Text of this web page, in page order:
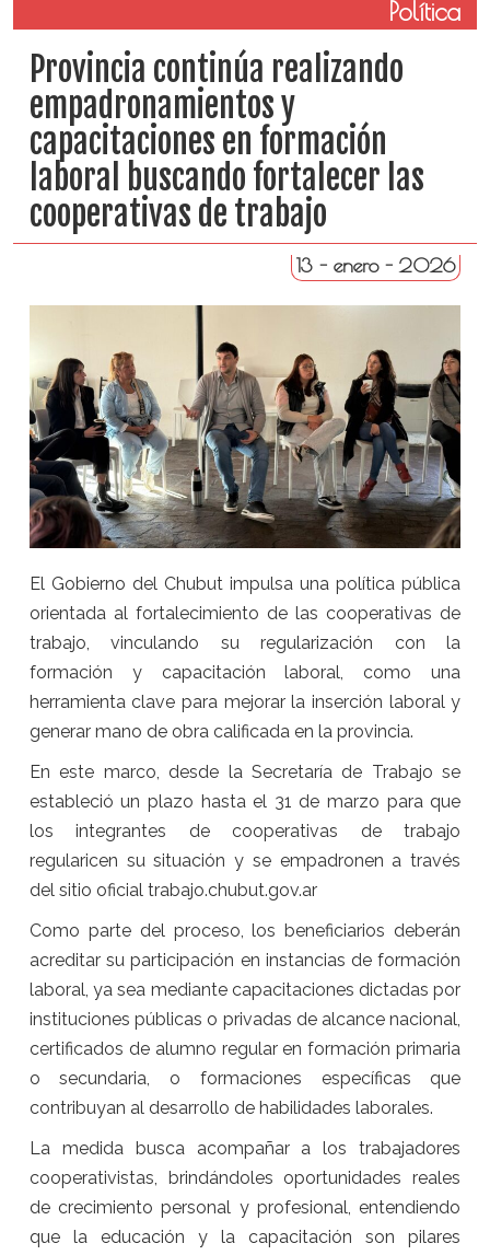
Política
Provincia continúa realizando
empadronamientos y
capacitaciones en formación
laboral buscando fortalecer las
cooperativas de trabajo
13 - enero - 2026
El Gobierno del Chubut impulsa una política pública
orientada al fortalecimiento de las cooperativas de
trabajo, vinculando su regularización con la
formación y capacitación laboral, como una
herramienta clave para mejorar la inserción laboral y
generar mano de obra calificada en la provincia.
En este marco, desde la Secretaría de Trabajo se
estableció un plazo hasta el 31 de marzo para que
los integrantes de cooperativas de trabajo
regularicen su situación y se empadronen a través
del sitio oficial trabajo.chubut.gov.ar
Como parte del proceso, los beneficiarios deberán
acreditar su participación en instancias de formación
laboral, ya sea mediante capacitaciones dictadas por
instituciones públicas o privadas de alcance nacional,
certificados de alumno regular en formación primaria
o secundaria, o formaciones específicas que
contribuyan al desarrollo de habilidades laborales.
La medida busca acompañar a los trabajadores
cooperativistas, brindándoles oportunidades reales
de crecimiento personal y profesional, entendiendo
que la educación y la capacitación son pilares